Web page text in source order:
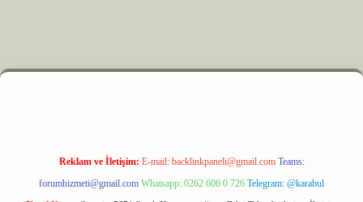
m elexbet
Reklam ve İletişim: E-mail: backlinkpaneli@gmail.com Teams:
forumhizmeti@gmail.com Whatsapp: 0262 606 0 726 Telegram: @karabul